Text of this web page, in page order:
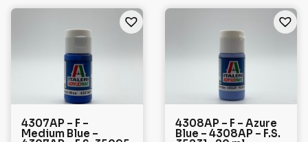
4307AP – F –
Medium Blue –
4308AP – F – Azure
Blue – 4308AP – F.S.